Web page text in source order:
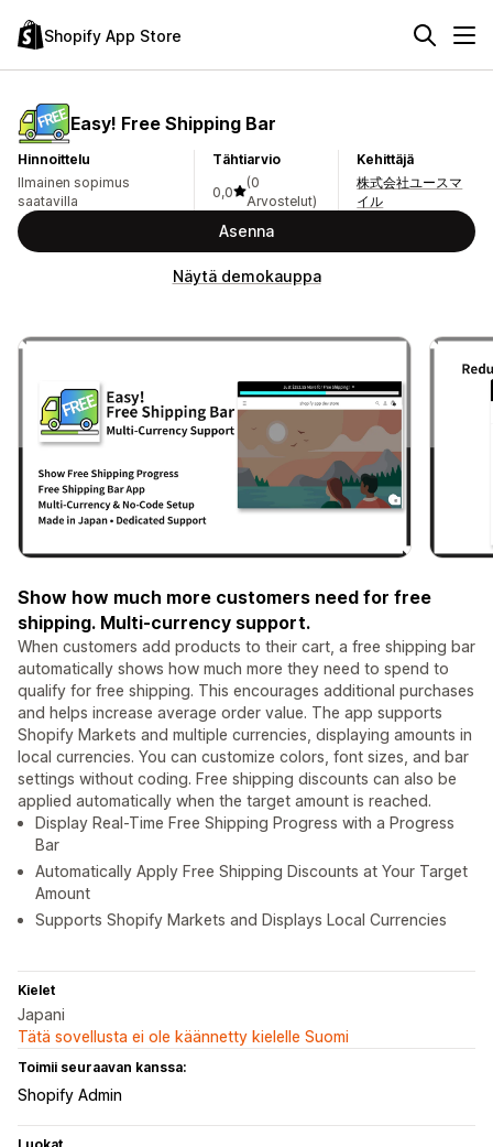
Shopify App Store
Easy! Free Shipping Bar
Hinnoittelu
Ilmainen sopimus
saatavilla
Tähtiarvio
0,0
(0
Arvostelut)
Kehittäjä
株式会社ユースマ
イル
Asenna
Näytä demokauppa
Show how much more customers need for free
shipping. Multi-currency support.
When customers add products to their cart, a free shipping bar
automatically shows how much more they need to spend to
qualify for free shipping. This encourages additional purchases
and helps increase average order value. The app supports
Shopify Markets and multiple currencies, displaying amounts in
local currencies. You can customize colors, font sizes, and bar
settings without coding. Free shipping discounts can also be
applied automatically when the target amount is reached.
Display Real-Time Free Shipping Progress with a Progress
Bar
Automatically Apply Free Shipping Discounts at Your Target
Amount
Supports Shopify Markets and Displays Local Currencies
Kielet
Japani
Tätä sovellusta ei ole käännetty kielelle Suomi
Toimii seuraavan kanssa:
Shopify Admin